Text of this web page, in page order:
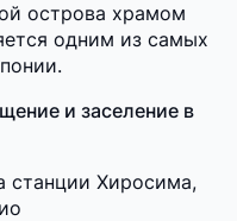
острова храмом
одним из самых
и заселение в
станции Хиросима,